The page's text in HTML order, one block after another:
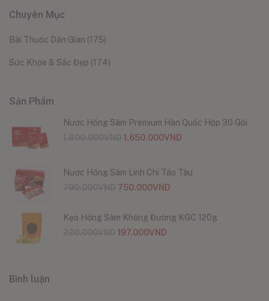
Chuyên Mục
Bài Thuốc Dân Gian (175)
Sức Khỏe & Sắc Đẹp (174)
Sản Phẩm
Nước Hồng Sâm Premium Hàn Quốc Hộp 30 Gói
1.650.000VND
Nước Hồng Sâm Linh Chi Táo Tàu
750.000VND
Kẹo Hồng Sâm Không Đường KGC 120g
197.000VND
Bình luận